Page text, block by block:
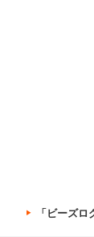
「ビーズ